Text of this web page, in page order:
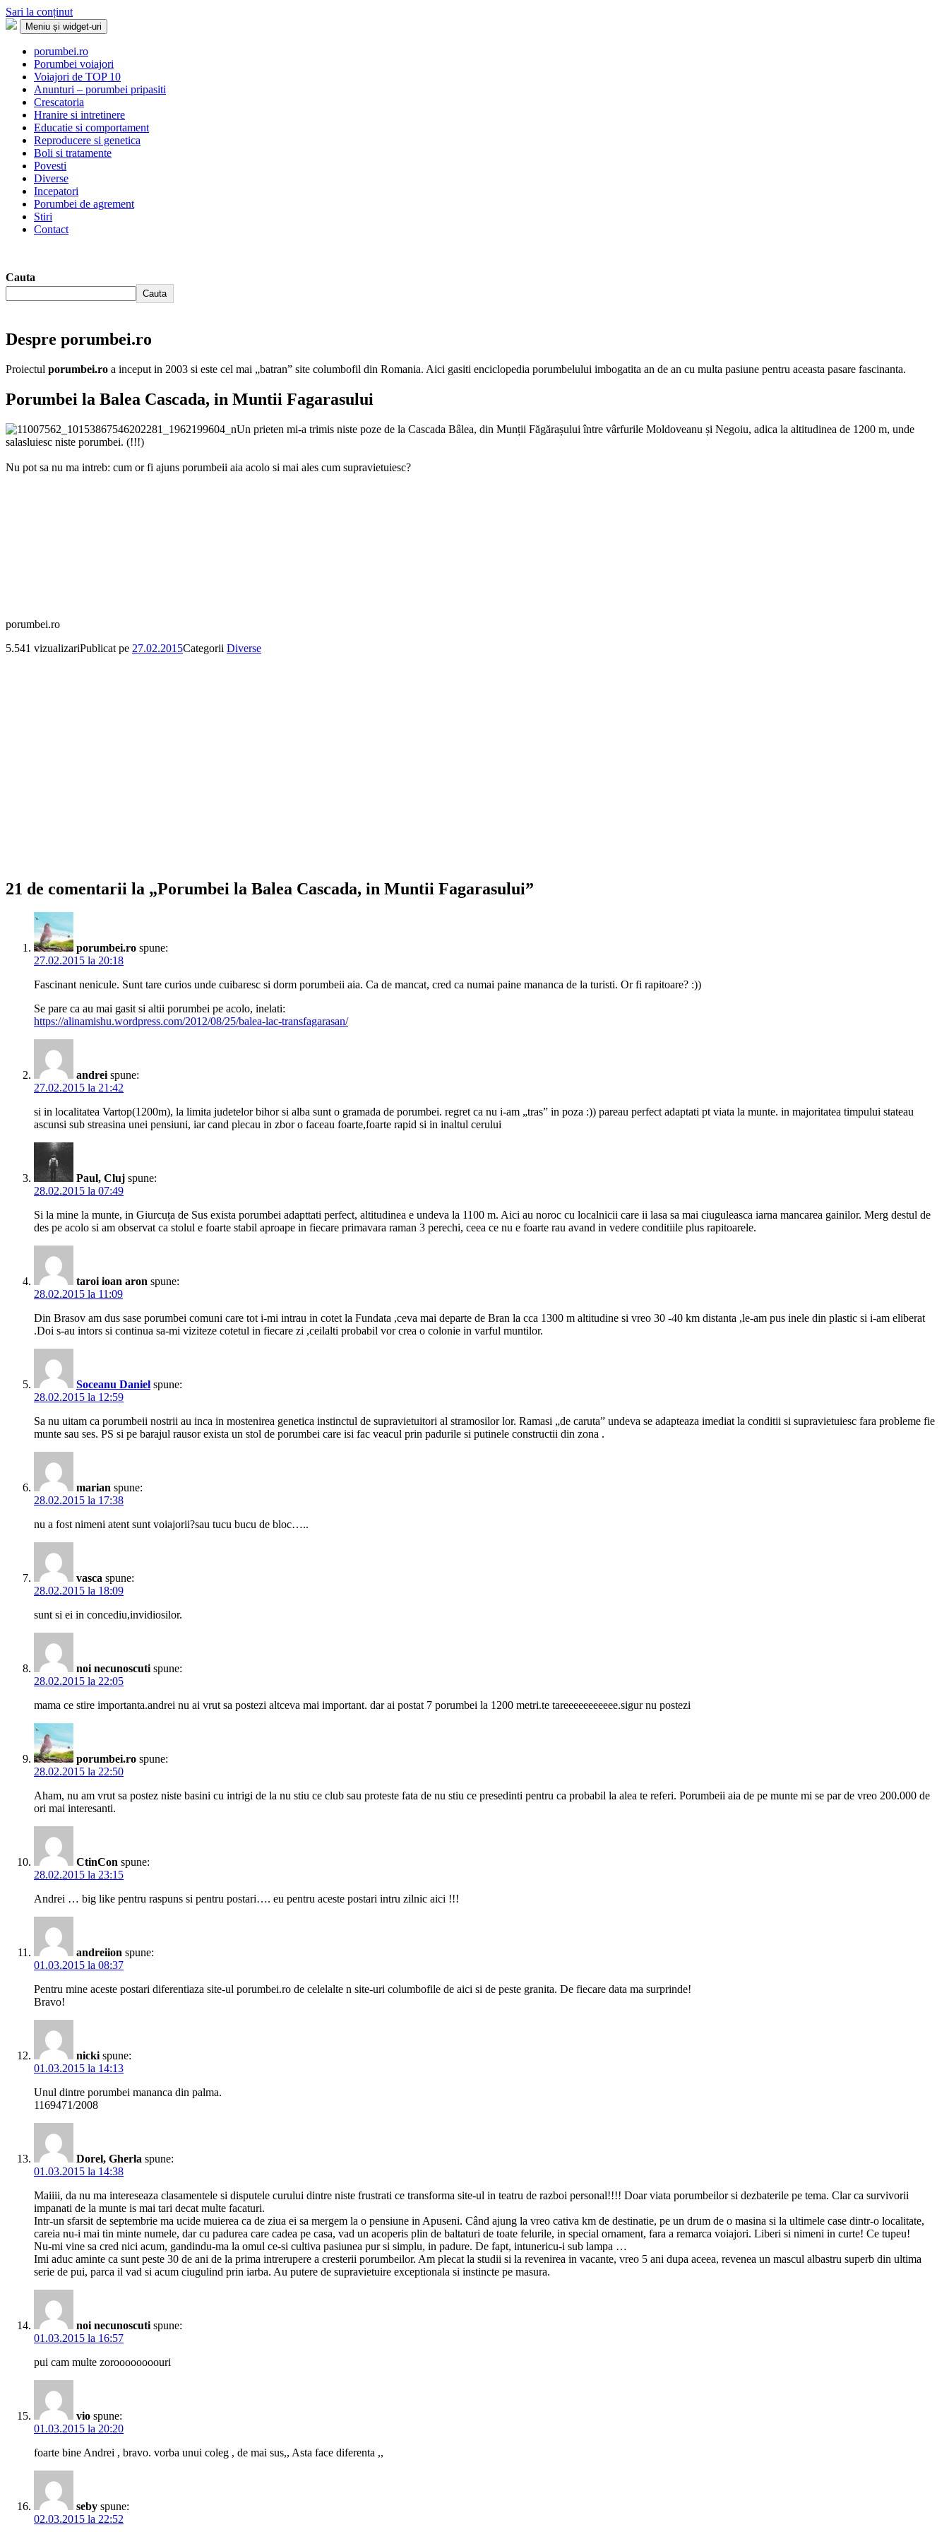
Sari la conținut
Porumbei.ro
Enciclopedia porumbelului
Meniu și widget-uri
porumbei.ro
Porumbei voiajori
Voiajori de TOP 10
Anunturi – porumbei pripasiti
Crescatoria
Hranire si intretinere
Educatie si comportament
Reproducere si genetica
Boli si tratamente
Povesti
Diverse
Incepatori
Porumbei de agrement
Stiri
Contact
Cauta
Cauta
Despre porumbei.ro
Proiectul porumbei.ro a inceput in 2003 si este cel mai „batran” site columbofil din Romania. Aici gasiti enciclopedia porumbelului imbogatita an de an cu multa pasiune pentru aceasta pasare fascinanta.
Porumbei la Balea Cascada, in Muntii Fagarasului
Un prieten mi-a trimis niste poze de la Cascada Bâlea, din Munții Făgărașului între vârfurile Moldoveanu și Negoiu, adica la altitudinea de 1200 m, unde
salasluiesc niste porumbei. (!!!)
Nu pot sa nu ma intreb: cum or fi ajuns porumbeii aia acolo si mai ales cum supravietuiesc?
porumbei.ro
5.541 vizualizariPublicat pe 27.02.2015Categorii Diverse
21 de comentarii la „Porumbei la Balea Cascada, in Muntii Fagarasului”
porumbei.ro spune:
27.02.2015 la 20:18
Fascinant nenicule. Sunt tare curios unde cuibaresc si dorm porumbeii aia. Ca de mancat, cred ca numai paine mananca de la turisti. Or fi rapitoare? :))
Se pare ca au mai gasit si altii porumbei pe acolo, inelati:
https://alinamishu.wordpress.com/2012/08/25/balea-lac-transfagarasan/
andrei spune:
27.02.2015 la 21:42
si in localitatea Vartop(1200m), la limita judetelor bihor si alba sunt o gramada de porumbei. regret ca nu i-am „tras” in poza :)) pareau perfect adaptati pt viata la munte. in majoritatea timpului stateau
ascunsi sub streasina unei pensiuni, iar cand plecau in zbor o faceau foarte,foarte rapid si in inaltul cerului
Paul, Cluj spune:
28.02.2015 la 07:49
Si la mine la munte, in Giurcuța de Sus exista porumbei adapttati perfect, altitudinea e undeva la 1100 m. Aici au noroc cu localnicii care ii lasa sa mai ciuguleasca iarna mancarea gainilor. Merg destul de
des pe acolo si am observat ca stolul e foarte stabil aproape in fiecare primavara raman 3 perechi, ceea ce nu e foarte rau avand in vedere conditiile plus rapitoarele.
taroi ioan aron spune:
28.02.2015 la 11:09
Din Brasov am dus sase porumbei comuni care tot i-mi intrau in cotet la Fundata ,ceva mai departe de Bran la cca 1300 m altitudine si vreo 30 -40 km distanta ,le-am pus inele din plastic si i-am eliberat
.Doi s-au intors si continua sa-mi viziteze cotetul in fiecare zi ,ceilalti probabil vor crea o colonie in varful muntilor.
Soceanu Daniel spune:
28.02.2015 la 12:59
Sa nu uitam ca porumbeii nostrii au inca in mostenirea genetica instinctul de supravietuitori al stramosilor lor. Ramasi „de caruta” undeva se adapteaza imediat la conditii si supravietuiesc fara probleme fie
munte sau ses. PS si pe barajul rausor exista un stol de porumbei care isi fac veacul prin padurile si putinele constructii din zona .
marian spune:
28.02.2015 la 17:38
nu a fost nimeni atent sunt voiajorii?sau tucu bucu de bloc…..
vasca spune:
28.02.2015 la 18:09
sunt si ei in concediu,invidiosilor.
noi necunoscuti spune:
28.02.2015 la 22:05
mama ce stire importanta.andrei nu ai vrut sa postezi altceva mai important. dar ai postat 7 porumbei la 1200 metri.te tareeeeeeeeeee.sigur nu postezi
porumbei.ro spune:
28.02.2015 la 22:50
Aham, nu am vrut sa postez niste basini cu intrigi de la nu stiu ce club sau proteste fata de nu stiu ce presedinti pentru ca probabil la alea te referi. Porumbeii aia de pe munte mi se par de vreo 200.000 de
ori mai interesanti.
CtinCon spune:
28.02.2015 la 23:15
Andrei … big like pentru raspuns si pentru postari…. eu pentru aceste postari intru zilnic aici !!!
andreiion spune:
01.03.2015 la 08:37
Pentru mine aceste postari diferentiaza site-ul porumbei.ro de celelalte n site-uri columbofile de aici si de peste granita. De fiecare data ma surprinde!
Bravo!
nicki spune:
01.03.2015 la 14:13
Unul dintre porumbei mananca din palma.
1169471/2008
Dorel, Gherla spune:
01.03.2015 la 14:38
Maiiii, da nu ma intereseaza clasamentele si disputele curului dintre niste frustrati ce transforma site-ul in teatru de razboi personal!!!! Doar viata porumbeilor si dezbaterile pe tema. Clar ca survivorii
impanati de la munte is mai tari decat multe facaturi.
Intr-un sfarsit de septembrie ma ucide muierea ca de ziua ei sa mergem la o pensiune in Apuseni. Când ajung la vreo cativa km de destinatie, pe un drum de o masina si la ultimele case dintr-o localitate,
careia nu-i mai tin minte numele, dar cu padurea care cadea pe casa, vad un acoperis plin de baltaturi de toate felurile, in special ornament, fara a remarca voiajori. Liberi si nimeni in curte! Ce tupeu!
Nu-mi vine sa cred nici acum, gandindu-ma la omul ce-si cultiva pasiunea pur si simplu, in padure. De fapt, intunericu-i sub lampa …
Imi aduc aminte ca sunt peste 30 de ani de la prima intrerupere a cresterii porumbeilor. Am plecat la studii si la revenirea in vacante, vreo 5 ani dupa aceea, revenea un mascul albastru superb din ultima
serie de pui, parca il vad si acum ciugulind prin iarba. Au putere de supravietuire exceptionala si instincte pe masura.
noi necunoscuti spune:
01.03.2015 la 16:57
pui cam multe zoroooooooouri
vio spune:
01.03.2015 la 20:20
foarte bine Andrei , bravo. vorba unui coleg , de mai sus,, Asta face diferenta ,,
seby spune:
02.03.2015 la 22:52